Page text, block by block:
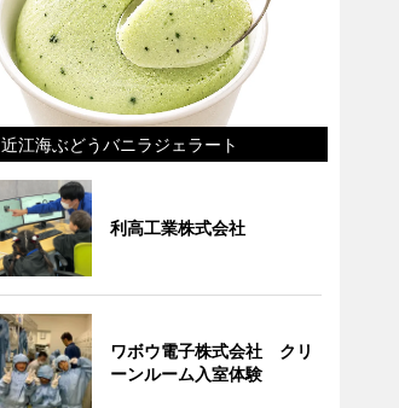
近江海ぶどうバニラジェラート
利高工業株式会社
ワボウ電子株式会社 クリ
ーンルーム入室体験